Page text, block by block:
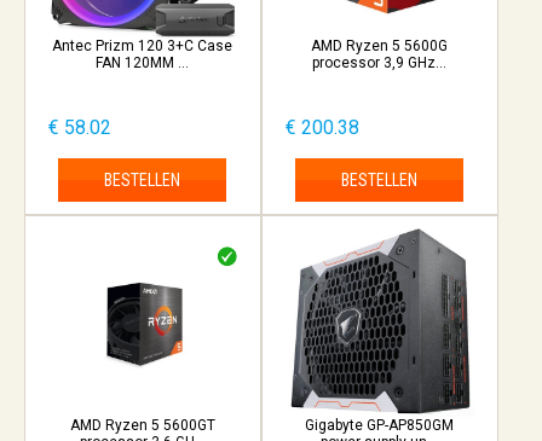
Antec Prizm 120 3+C Case
FAN 120MM ...
€ 58.02
BESTELLEN
AMD Ryzen 5 5600G
processor 3,9 GHz...
€ 200.38
BESTELLEN
AMD Ryzen 5 5600GT
Gigabyte GP-AP850GM